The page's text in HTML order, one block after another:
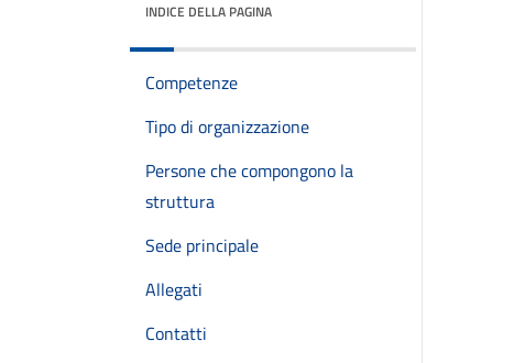
INDICE DELLA PAGINA
Competenze
Tipo di organizzazione
Persone che compongono la
struttura
Sede principale
Allegati
Contatti